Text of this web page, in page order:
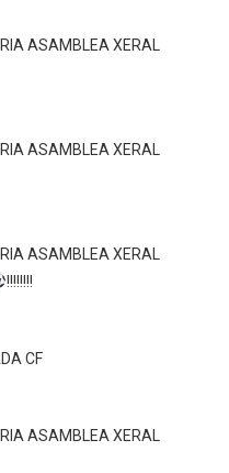
ASAMBLEA XERAL
ASAMBLEA XERAL
ASAMBLEA XERAL
!!!!!!!!
CF
ASAMBLEA XERAL